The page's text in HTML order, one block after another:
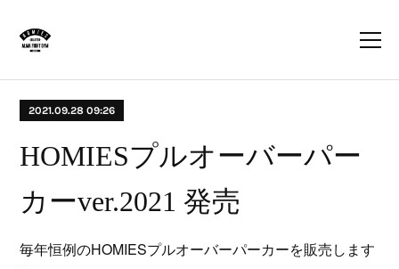
2021.09.28 09:26
HOMIESプルオーバーパー
カーver.2021 発売
毎年恒例のHOMIESプルオーバーパーカーを販売します